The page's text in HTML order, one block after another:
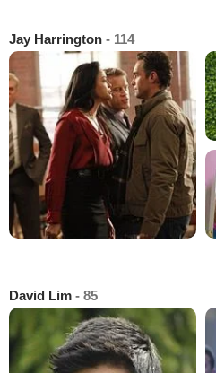
Jay Harrington - 114
David Lim - 85